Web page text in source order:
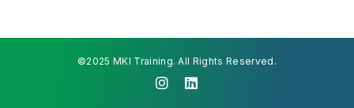
©2025 MKI Training. All Rights Reserved.